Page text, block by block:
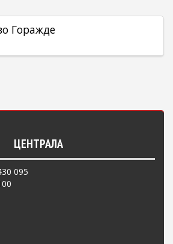
Горажде
ЦЕНТРАЛА
095